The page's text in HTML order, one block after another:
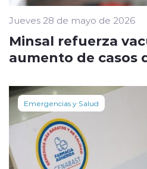
Jueves 28 de mayo de 2026
Minsal refuerza
aumento de casos
Emergencias y Salud